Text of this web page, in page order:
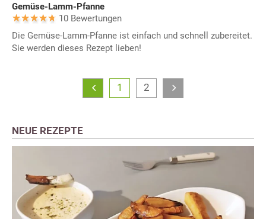
Gemüse-Lamm-Pfanne
10 Bewertungen
Die Gemüse-Lamm-Pfanne ist einfach und schnell zubereitet.
Sie werden dieses Rezept lieben!
1 2
NEUE REZEPTE